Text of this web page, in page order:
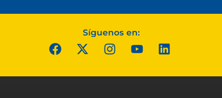
Síguenos en: